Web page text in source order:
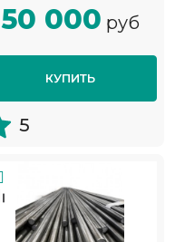
50 000 руб
КУПИТЬ
5